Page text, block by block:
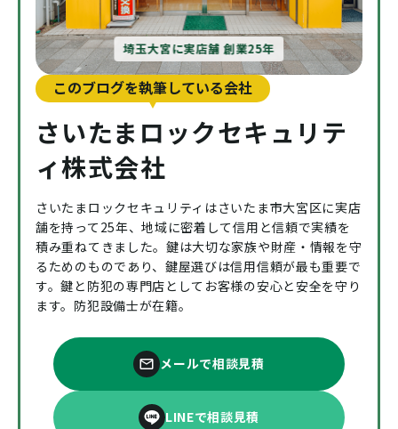
埼玉大宮に実店舗 創業25年
このブログを執筆している会社
さいたまロックセキュリテ
ィ株式会社
さいたまロックセキュリティはさいたま市大宮区に実店
舗を持って25年、地域に密着して信用と信頼で実績を
積み重ねてきました。鍵は大切な家族や財産・情報を守
るためのものであり、鍵屋選びは信用信頼が最も重要で
す。鍵と防犯の専門店としてお客様の安心と安全を守り
ます。防犯設備士が在籍。
メールで相談見積
LINEで相談見積